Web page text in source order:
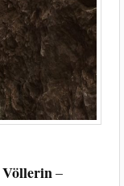
Völlerin–